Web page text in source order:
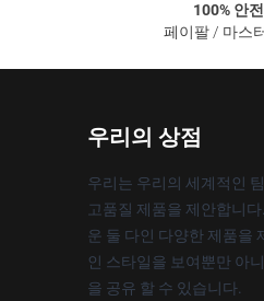
100% 안
페이팔 / 마스
우리의 상점
우리는 우리의 세계적인
고품질 제품을 제안합니
운 둘 다인 다양한 제품을
인 스타일을 보여뿐만 아
을 공유 할 수 있습니다.